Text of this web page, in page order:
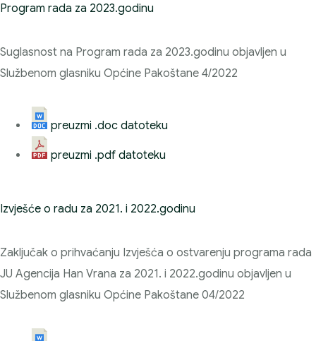
Program rada za 2023.godinu
Suglasnost na Program rada za 2023.godinu objavljen u
Službenom glasniku Općine Pakoštane 4/2022
preuzmi .doc datoteku
preuzmi .pdf datoteku
Izvješće o radu za 2021. i 2022.godinu
Zaključak o prihvaćanju Izvješća o ostvarenju programa rada
JU Agencija Han Vrana za 2021. i 2022.godinu objavljen u
Službenom glasniku Općine Pakoštane 04/2022